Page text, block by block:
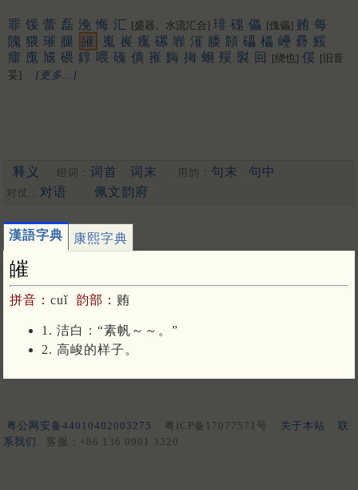
罪 馁 蕾 磊 浼 悔 汇 [盛器。水流汇合] 琲 磈 儡 [傀儡] 贿 每
隗 猥 璀 腿 皠 嵬 嵔 瘣 磥 㠑 漼 腇 頠 礧 櫑 㠥 礨 鮾
癗 廆 㞂 碨 錞 喂 䃬 僓 嶊 黣 挴 蛔 㱣 褽 回 [绕也] 俀 [旧音
妥]
[更多…]
释义 组词： 词首 词末 用韵： 句末 句中
对仗： 对语 佩文韵府
漢語字典 康熙字典
皠
拼音： cuǐ 韵部： 贿
1. 洁白：“素帆～～。”
2. 高峻的样子。
粤公网安备44010402003275 粤ICP备17077571号 关于本站
联
系我们
客服：+86 136 0901 3320